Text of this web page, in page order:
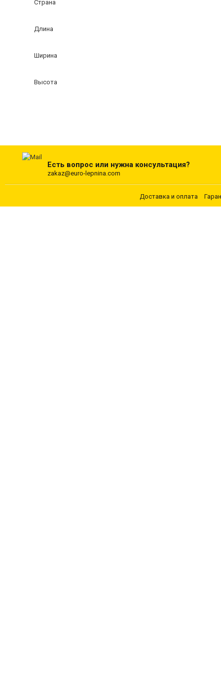
Страна
Длина
Ширина
Высота
Есть вопрос или нужна консультация?
zakaz@euro-lepnina.com
Доставка и оплата